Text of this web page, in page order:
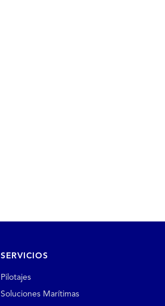
SERVICIOS
Pilotajes
Soluciones Marítimas